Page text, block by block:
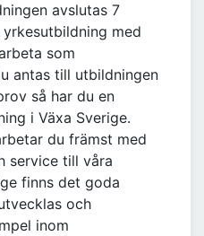
avslutas 7
med
som
antas till utbildningen
så har du en
i Växa Sverige.
du främst med
service till våra
finns det goda
och
inom